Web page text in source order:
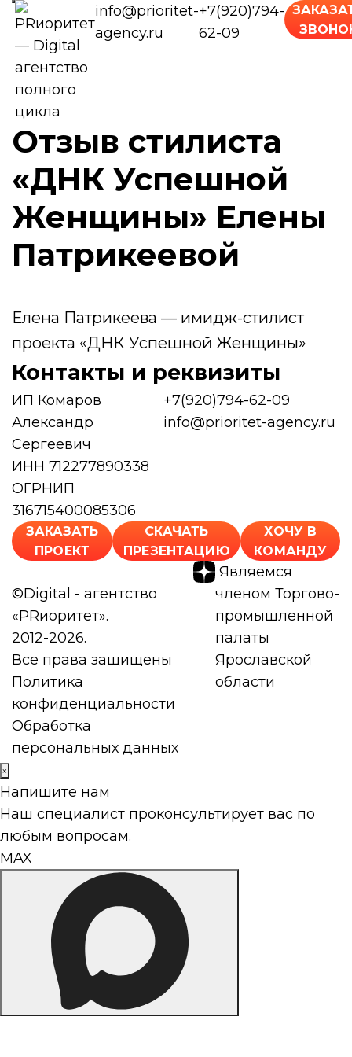
info@prioritet-
agency.ru
+7(920)794-
62-09
Отзыв стилиста
«ДНК Успешной
Женщины» Елены
Патрикеевой
Елена Патрикеева — имидж-стилист
проекта «ДНК Успешной Женщины»
Контакты и реквизиты
ИП Комаров
Александр
Сергеевич
ИНН 712277890338
ОГРНИП
316715400085306
+7(920)794-62-09
info@prioritet-agency.ru
ЗАКАЗАТЬ
ПРОЕКТ
СКАЧАТЬ
ПРЕЗЕНТАЦИЮ
ХОЧУ В
КОМАНДУ
©Digital - агентство
«PRиоритет».
2012-2026.
Все права защищены
Политика
конфиденциальности
Обработка
персональных данных
Являемся
членом Торгово-
промышленной
палаты
Ярославской
области
×
Напишите нам
Наш специалист проконсультирует вас по
любым вопросам.
MAX